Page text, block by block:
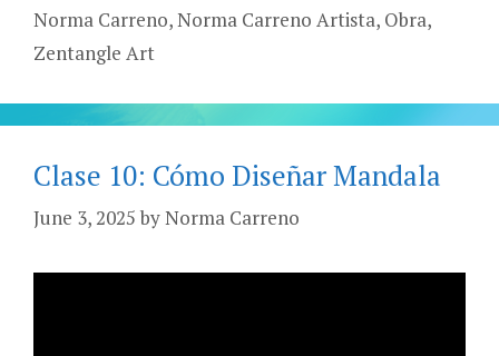
Norma Carreno,Norma Carreno Artista, Obra,
Zentangle Art
Clase 10: Cómo Diseñar Mandala
June 3, 2025 byNorma Carreno